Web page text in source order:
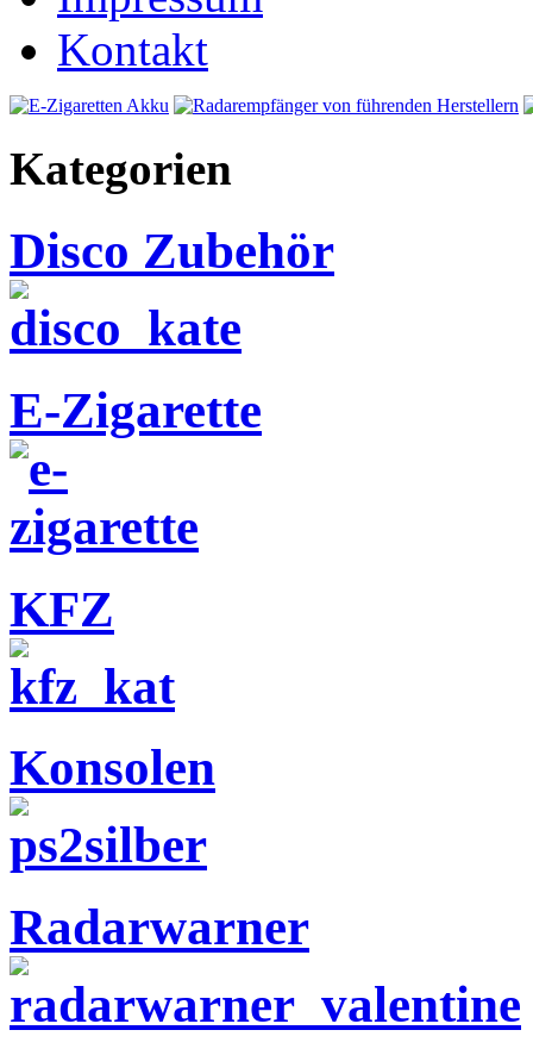
Kontakt
Kategorien
Disco Zubehör
E-Zigarette
KFZ
Konsolen
Radarwarner